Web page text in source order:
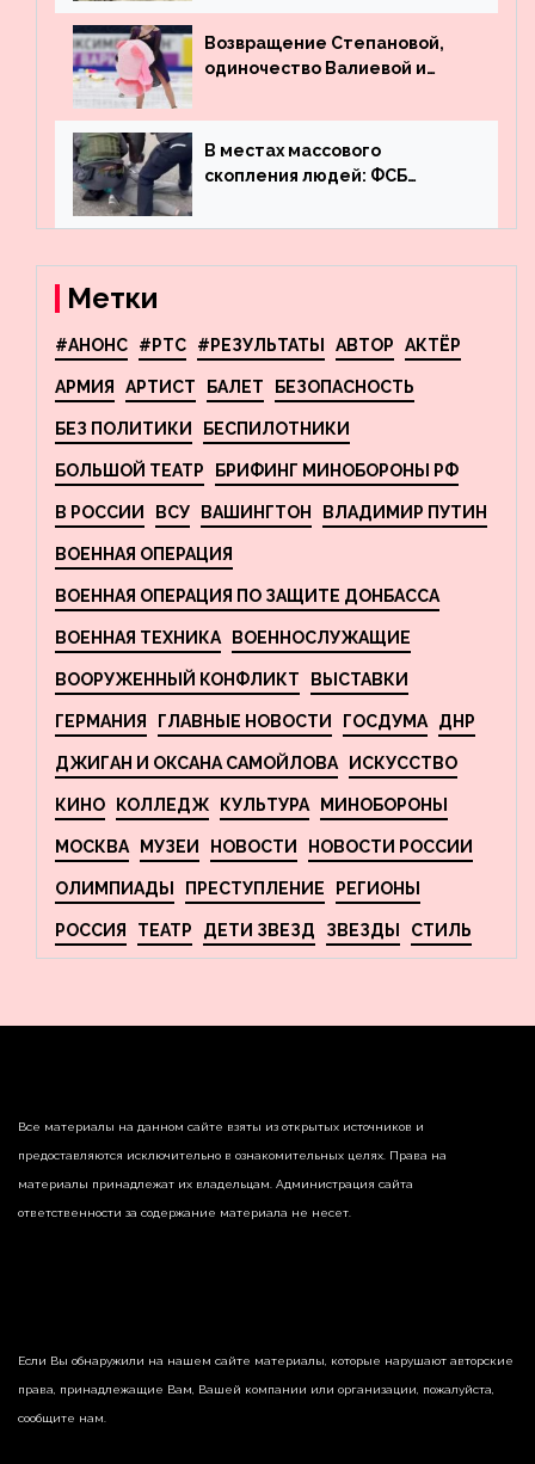
деньги из американского
госдолга
Возвращение Степановой,
одиночество Валиевой и
что обсуждают в мире
фигурного катания
В местах массового
скопления людей: ФСБ
террористов, планировавших
Метки
#АНОНС #РТС #РЕЗУЛЬТАТЫ АВТОР АКТЁР
АРМИЯ АРТИСТ БАЛЕТ БЕЗОПАСНОСТЬ
БЕЗ ПОЛИТИКИ БЕСПИЛОТНИКИ
БОЛЬШОЙ ТЕАТР БРИФИНГ МИНОБОРОНЫ РФ
В РОССИИ ВСУ ВАШИНГТОН ВЛАДИМИР ПУТИН
ВОЕННАЯ ОПЕРАЦИЯ
ВОЕННАЯ ОПЕРАЦИЯ ПО ЗАЩИТЕ ДОНБАССА
ВОЕННАЯ ТЕХНИКА ВОЕННОСЛУЖАЩИЕ
ВООРУЖЕННЫЙ КОНФЛИКТ ВЫСТАВКИ
ГЕРМАНИЯ ГЛАВНЫЕ НОВОСТИ ГОСДУМА ДНР
ДЖИГАН И ОКСАНА САМОЙЛОВА ИСКУССТВО
КИНО КОЛЛЕДЖ КУЛЬТУРА МИНОБОРОНЫ
МОСКВА МУЗЕИ НОВОСТИ НОВОСТИ РОССИИ
ОЛИМПИАДЫ ПРЕСТУПЛЕНИЕ РЕГИОНЫ
РОССИЯ ТЕАТР ДЕТИ ЗВЕЗД ЗВЕЗДЫ СТИЛЬ
Все материалы на данном сайте взяты из открытых источников и
предоставляются исключительно в ознакомительных целях. Права на
материалы принадлежат их владельцам. Администрация сайта
ответственности за содержание материала не несет.
Если Вы обнаружили на нашем сайте материалы, которые нарушают авторские
права, принадлежащие Вам, Вашей компании или организации, пожалуйста,
сообщите нам.